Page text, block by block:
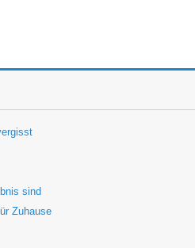
sind
Zuhause